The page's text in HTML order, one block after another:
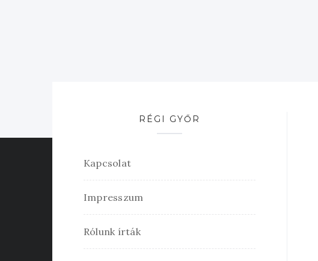
RÉGI GYŐR
Kapcsolat
Impresszum
Rólunk írták